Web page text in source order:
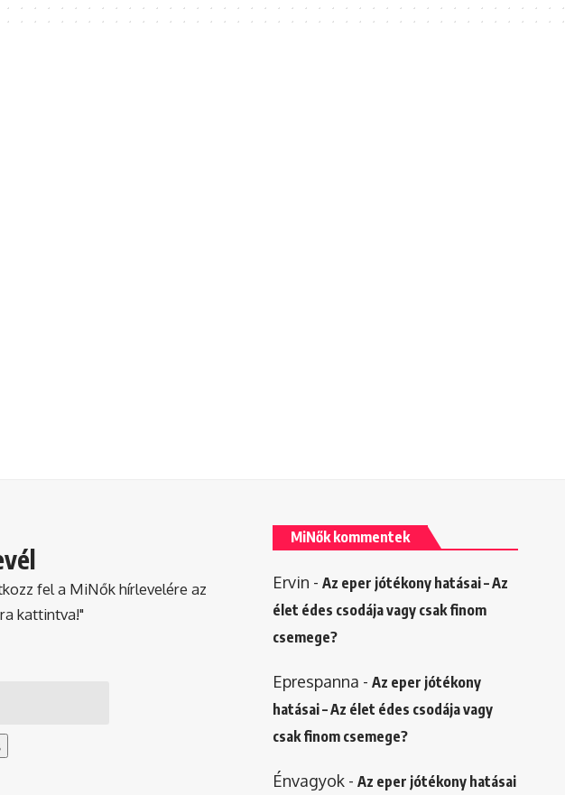
fel a MiNők hírlevelére az
kattintva!"
MiNők kommentek
Ervin - Az eper jótékony hatásai – Az
élet édes csodája vagy csak finom
csemege?
Eprespanna - Az eper jótékony
hatásai – Az élet édes csodája vagy
csak finom csemege?
Énvagyok- Az eper jótékony hatásai